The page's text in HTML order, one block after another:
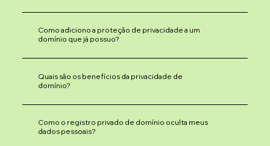
Como adiciono a proteção de privacidade a um
domínio que já possuo?
Quais são os benefícios da privacidade de
domínio?
Como o registro privado de domínio oculta meus
dados pessoais?